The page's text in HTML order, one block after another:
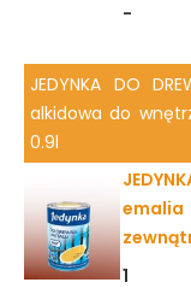
-
JEDYNKA DO
alkidowa do
0.9l
1